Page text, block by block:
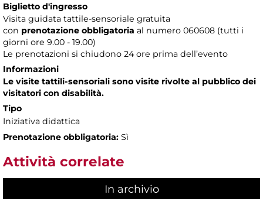
Biglietto d'ingresso
Visita guidata tattile-sensoriale gratuita
con prenotazione obbligatoria al numero 060608 (tutti i
giorni ore 9.00 - 19.00)
Le prenotazioni si chiudono 24 ore prima dell’evento
Informazioni
Le visite tattili-sensoriali sono visite rivolte al pubblico dei
visitatori con disabilità.
Tipo
Iniziativa didattica
Prenotazione obbligatoria: Sì
Attività correlate
In archivio